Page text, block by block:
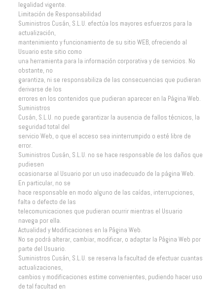
legalidad vigente.
Limitación de Responsabilidad
Suministros Cusán, S.L.U. efectúa los mayores esfuerzos para la
actualización,
mantenimiento y funcionamiento de su sitio WEB, ofreciendo al
Usuario este sitio como
una herramienta para la información corporativa y de servicios. No
obstante, no
garantiza, ni se responsabiliza de las consecuencias que pudieran
derivarse de los
errores en los contenidos que pudieran aparecer en la Página Web.
Suministros
Cusán, S.L.U. no puede garantizar la ausencia de fallos técnicos, la
seguridad total del
servicio Web, o que el acceso sea ininterrumpido o esté libre de
error.
Suministros Cusán, S.L.U. no se hace responsable de los daños que
pudiesen
ocasionarse al Usuario por un uso inadecuado de la página Web.
En particular, no se
hace responsable en modo alguno de las caídas, interrupciones,
falta o defecto de las
telecomunicaciones que pudieran ocurrir mientras el Usuario
navega por ella.
Actualidad y Modificaciones en la Página Web.
No se podrá alterar, cambiar, modificar, o adaptar la Página Web por
parte del Usuario.
Suministros Cusán, S.L.U. se reserva la facultad de efectuar cuantas
actualizaciones,
cambios y modificaciones estime convenientes, pudiendo hacer uso
de tal facultad en